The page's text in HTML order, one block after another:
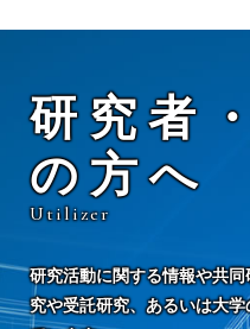
研究者
の方へ
Utilizer
研究活動に関する情報や共
究や受託研究、あるいは大